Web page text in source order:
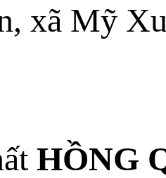
xã Mỹ
HỒNG